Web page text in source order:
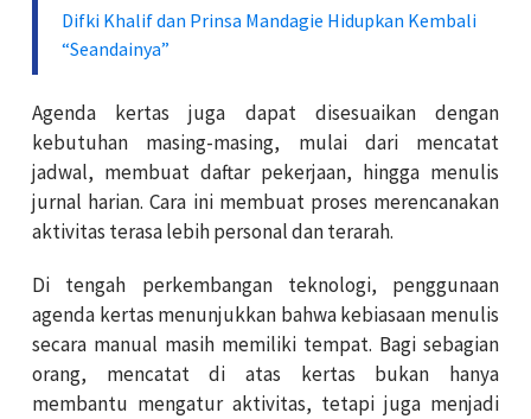
Difki Khalif dan Prinsa Mandagie Hidupkan Kembali
“Seandainya”
Agenda kertas juga dapat disesuaikan dengan
kebutuhan masing-masing, mulai dari mencatat
jadwal, membuat daftar pekerjaan, hingga menulis
jurnal harian. Cara ini membuat proses merencanakan
aktivitas terasa lebih personal dan terarah.
Di tengah perkembangan teknologi, penggunaan
agenda kertas menunjukkan bahwa kebiasaan menulis
secara manual masih memiliki tempat. Bagi sebagian
orang, mencatat di atas kertas bukan hanya
membantu mengatur aktivitas, tetapi juga menjadi